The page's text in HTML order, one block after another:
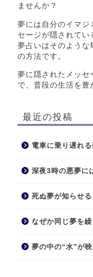
ませんか？
夢には自分のイマジ
セージが隠されてい
夢占いはそのような
の方法です。
夢に隠されたメッセ
で、普段の生活を豊
最近の投稿
電車に乗り遅れ
深夜3時の悪夢に
死ぬ夢が知らせる
なぜか同じ夢を
夢の中の“水”が